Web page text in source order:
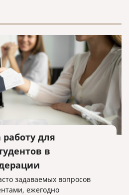
юридической
для
в
задаваемых вопросов
ежегодно